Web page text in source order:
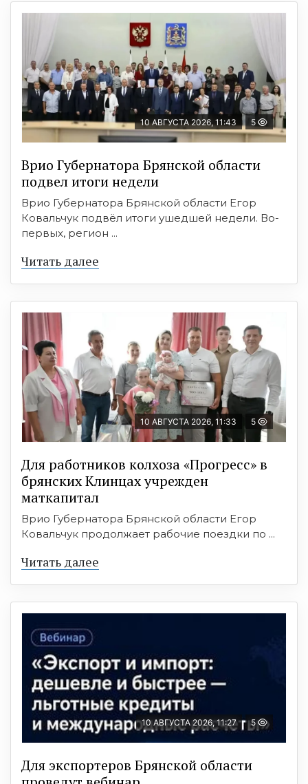
10 АВГУСТА 2026, 11:43 5
Врио Губернатора Брянской области
подвел итоги недели
Врио Губернатора Брянской области Егор
Ковальчук подвёл итоги ушедшей недели. Во-
первых, регион ...
Читать далее
10 АВГУСТА 2026, 11:33 5
Для работников колхоза «Прогресс» в
брянских Клинцах учрежден
маткапитал
Врио Губернатора Брянской области Егор
Ковальчук продолжает рабочие поездки по ...
Читать далее
10 АВГУСТА 2026, 11:27 5
Для экспортеров Брянской области